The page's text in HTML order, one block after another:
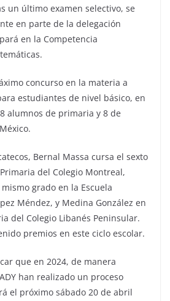
un último examen selectivo, se
en parte de la delegación
en la Competencia
concurso en la materia a
estudiantes de nivel básico, en
alumnos de primaria y 8 de
Bernal Massa cursa el sexto
del Colegio Montreal,
grado en la Escuela
Méndez, y Medina González en
del Colegio Libanés Peninsular.
premios en este ciclo escolar.
que en 2024, de manera
han realizado un proceso
el próximo sábado 20 de abril